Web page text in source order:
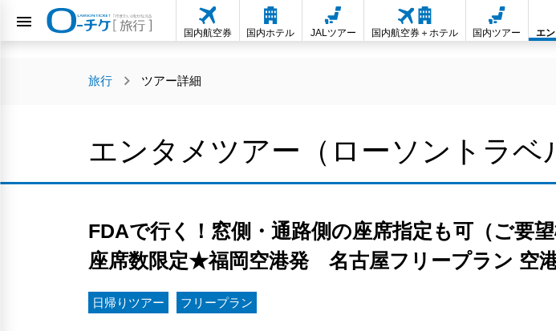
国内航空券 国内ホテル JALツアー 国内航空券＋ホテル 国内ツアー エ
旅行 ツアー詳細
エンタメツアー（ローソントラベ
FDAで行く！窓側・通路側の座席指定も可（ご要
座席数限定★福岡空港発 名古屋フリープラン
日帰りツアー フリープラン